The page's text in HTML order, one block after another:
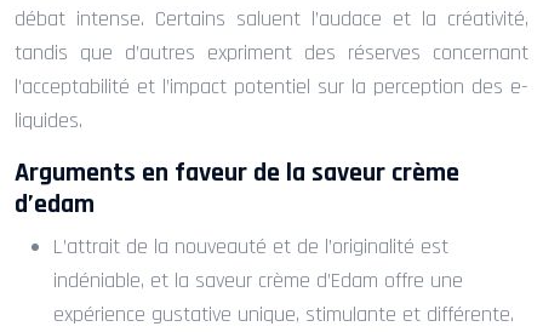
débat intense. Certains saluent l’audace et la créativité,
tandis que d’autres expriment des réserves concernant
l’acceptabilité et l’impact potentiel sur la perception des e-
liquides.
Arguments en faveur de la saveur crème
d’edam
L’attrait de la nouveauté et de l’originalité est
indéniable, et la saveur crème d’Edam offre une
expérience gustative unique, stimulante et différente.